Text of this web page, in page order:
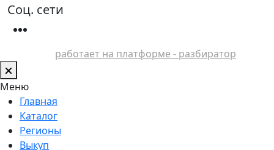
Соц. сети
работает на платформе - разбиратор
Меню
Главная
Каталог
Регионы
Выкуп